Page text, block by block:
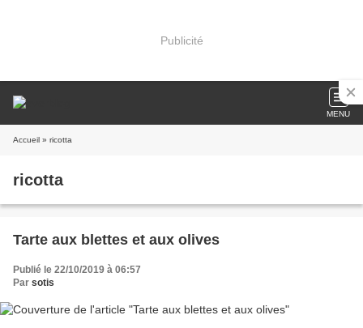
Publicité
MENU
Accueil » ricotta
ricotta
Tarte aux blettes et aux olives
Publié le 22/10/2019 à 06:57
Par sotis